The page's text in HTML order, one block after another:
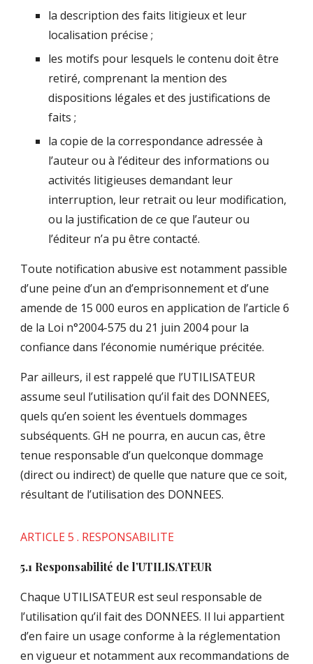
la description des faits litigieux et leur
localisation précise ;
les motifs pour lesquels le contenu doit être
retiré, comprenant la mention des
dispositions légales et des justifications de
faits ;
la copie de la correspondance adressée à
l’auteur ou à l’éditeur des informations ou
activités litigieuses demandant leur
interruption, leur retrait ou leur modification,
ou la justification de ce que l’auteur ou
l’éditeur n’a pu être contacté.
Toute notification abusive est notamment passible
d’une peine d’un an d’emprisonnement et d’une
amende de 15 000 euros en application de l’article 6
de la Loi n°2004-575 du 21 juin 2004 pour la
confiance dans l’économie numérique précitée.
Par ailleurs, il est rappelé que l’UTILISATEUR
assume seul l’utilisation qu’il fait des DONNEES,
quels qu’en soient les éventuels dommages
subséquents. GH ne pourra, en aucun cas, être
tenue responsable d’un quelconque dommage
(direct ou indirect) de quelle que nature que ce soit,
résultant de l’utilisation des DONNEES.
ARTICLE 5 . RESPONSABILITE
5.1 Responsabilité de l’UTILISATEUR
Chaque UTILISATEUR est seul responsable de
l’utilisation qu’il fait des DONNEES. Il lui appartient
d’en faire un usage conforme à la réglementation
en vigueur et notamment aux recommandations de